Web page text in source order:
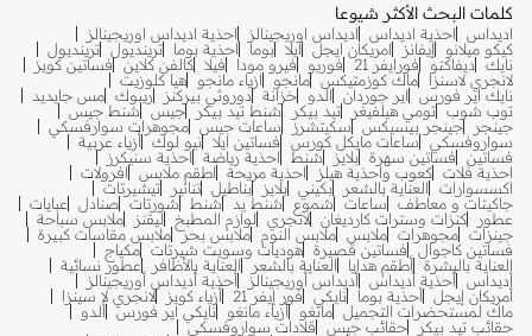
كلمات البحث الأكثر شيوعا
اديداس احذية اديداس اديداس اوريجينالز
احذية اديداس اوريجينالز
كيكو ميلانو
إيفانز امريكان ايجل ايلا بوما احذية بوما ترينديول ترينديول
نايك ديفاكتو فورايفر 21 فوريو فيرو مودا فيلا كالفن كلاين فساتين كويز
لانجري لاسنزا
ماك كوزمتيكس مانجو ازياء مانجو
هيا كلوزيت
نايك اير فورس
اير جوردان الدو خزانة دوروثي بيركنز ريبوك مس جايديد
توب شوب تومي هيلفيغر تيد بيكر شنط تيد بيكر جيس
شنط جيس
جينجر
جينجر بيسيكس سكيتشرز ساعات جيس مجوهرات سوارفسكي
سواروفسكي
ساعات مايكل كورس فساتين ايلا نيو لوك أزياء عربية
فساتين
فساتين سهرة بلايز شنط احذية رياضة
احذية سنيكرز
احذية فلات كعوب واحذية هيلز احذية مريحة اطقم ملابس
افرولات
اكسسوارات
العناية بالشعر بكيني بلايز بناطيل تنانير
تيشيرتات
جاكيتات و معاطف
ساعات شموع شنط يد شنط شورتات صنادل
عبايات
عطور
كنزات وسترات كارديغان لانجري لوازم المطبخ ليقنز
ملابس سباحة
جينزات مجوهرات ملابس ملابس النوم ملابس بحر ملابس مقاسات كبيرة
فساتين كاجوال
فساتين قصيرة هوديات وسويت شيرتات مكياج
العناية بالبشرة أطقم هدايا العناية بالشعر العناية بالأظافر
عطور نسائية
أديداس أحذية أديداس أديداس أوريجينالز
أحذية أديداس أوريجينالز
أمريكان إيجل أحذية بوما نايكي فور إيفر 21 أزياء كويز
لانجري لا سينزا
ماك لمستحضرات التجميل مانغو أزياء مانغو نايكي اير فورس ألدو
حقائب تيد بيكر
حقائب جيس
قلادات سواروفسكي